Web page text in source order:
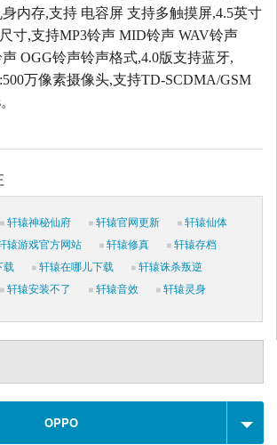
内存,支持 电容屏 支持多触摸屏,4.5英寸
寸,支持MP3铃声 MID铃声 WAV铃声
OGG铃声铃声格式,4.0版支持蓝牙,
万像素摄像头,支持TD-SCDMA/GSM
轩辕神秘仙府 轩辕官网更新
轩辕仙体
辕游戏官方网站 轩辕修真
轩辕存档
载
轩辕在哪儿下载
轩辕诛杀叛逆
轩辕安装不了 轩辕音效 轩辕灵身
OPPO